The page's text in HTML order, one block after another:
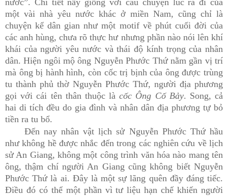
một vài nhà yêu nước khác ở miền Nam, cũng chỉ là
chuyện kể dân gian như một motif về phút cuối đời của
các anh hùng, chưa rõ thực hư nhưng phần nào nói lên khí
khái của người yêu nước và thái độ kính trọng của nhân
dân. Hiện ngôi mộ ông Nguyễn Phước Thứ nằm gần vị trí
mà ông bị hành hình, còn cốc trị bịnh của ông được trùng
tu thành phủ thờ Nguyễn Phước Thứ, người địa phương
gọi với cái tên thân thuộc làcốc Ông Cố Bảy. Song, cả
hai di tích đều do gia đình và nhân dân địa phương tự bỏ
tiền ra tu bổ.
Đến nay nhân vật lịch sử Nguyễn Phước Thứ hầu
như không hề được nhắc đến trong các nghiên cứu về lịch
sử An Giang, không một công trình văn hóa nào mang tên
ông, thậm chí người An Giang cũng không biết Nguyễn
Phước Thứ là ai. Đây là một sự lãng quên đầy đáng tiếc.
Điều đó có thể một phần vì tư liệu hạn chế khiến người